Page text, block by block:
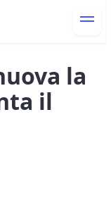
la
il